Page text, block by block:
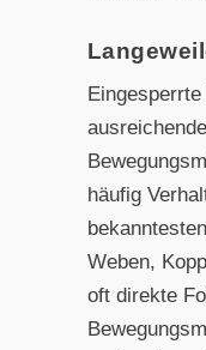
ausreichende
häufig
Weben,
oft direkte